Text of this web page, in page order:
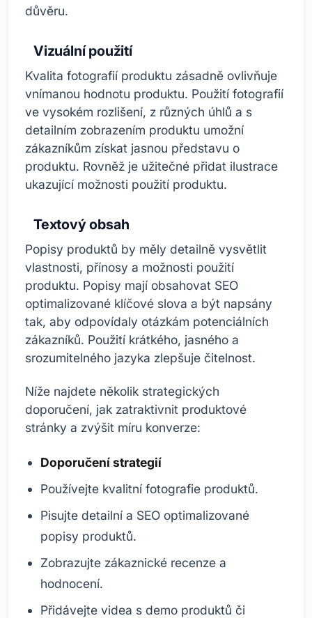
důvěru.
Vizuální použití
Kvalita fotografií produktu zásadně ovlivňuje
vnímanou hodnotu produktu. Použití fotografií
ve vysokém rozlišení, z různých úhlů a s
detailním zobrazením produktu umožní
zákazníkům získat jasnou představu o
produktu. Rovněž je užitečné přidat ilustrace
ukazující možnosti použití produktu.
Textový obsah
Popisy produktů by měly detailně vysvětlit
vlastnosti, přínosy a možnosti použití
produktu. Popisy mají obsahovat SEO
optimalizované klíčové slova a být napsány
tak, aby odpovídaly otázkám potenciálních
zákazníků. Použití krátkého, jasného a
srozumitelného jazyka zlepšuje čitelnost.
Níže najdete několik strategických
doporučení, jak zatraktivnit produktové
stránky a zvýšit míru konverze:
Doporučení strategií
Používejte kvalitní fotografie produktů.
Pisujte detailní a SEO optimalizované
popisy produktů.
Zobrazujte zákaznické recenze a
hodnocení.
Přidávejte videa s demo produktů či